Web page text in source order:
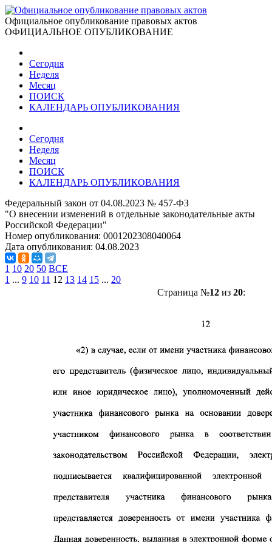
Официальное опубликование правовых актов
ОФИЦИАЛЬНОЕ ОПУБЛИКОВАНИЕ
Сегодня
Неделя
Месяц
ПОИСК
КАЛЕНДАРЬ ОПУБЛИКОВАНИЯ
Сегодня
Неделя
Месяц
ПОИСК
КАЛЕНДАРЬ ОПУБЛИКОВАНИЯ
Федеральный закон от 04.08.2023 № 457-ФЗ
"О внесении изменений в отдельные законодательные акты
Российской Федерации"
Номер опубликования: 0001202308040064
Дата опубликования: 04.08.2023
1 10 20 50 ВСЕ
1 ... 9 10 11 12 13 14 15 ... 20
Страница №12из 20: